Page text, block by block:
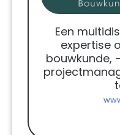
Een
expertise
bouwkunde,